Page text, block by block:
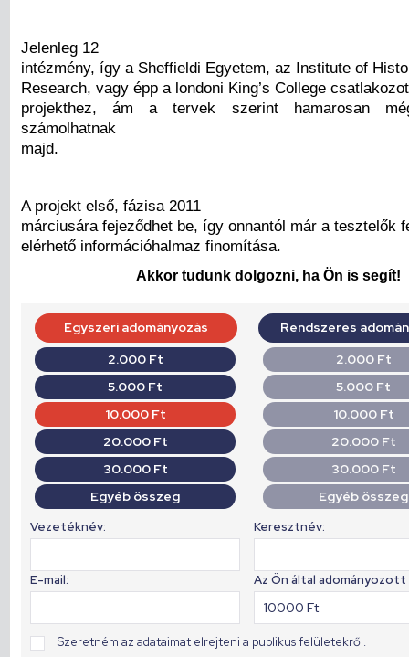
Jelenleg 12
intézmény, így a Sheffieldi Egyetem, az Institute of
Research, vagy épp a londoni King’s College
projekthez, ám a tervek szerint hamarosan
számolhatnak
majd.
A projekt első, fázisa 2011
márciusára fejeződhet be, így onnantól már a tesztelők
elérhető információhalmaz finomítása.
Akkor tudunk dolgozni, ha Ön is segít!